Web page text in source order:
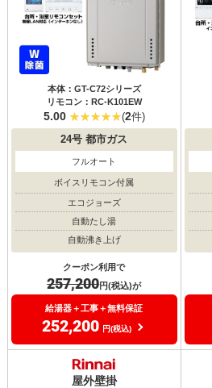
本体：GT-C72シリーズ
リモコン：RC-K101EW
5.00 (2件)
24号 都市ガス
フルオート
ボイスリモコン付属
エコジョーズ
自動たし湯
自動沸き上げ
クーポン利用で
257,200円(税込)が
給湯器＋工事＋無料保証
252,200 円(税込)
屋外壁掛